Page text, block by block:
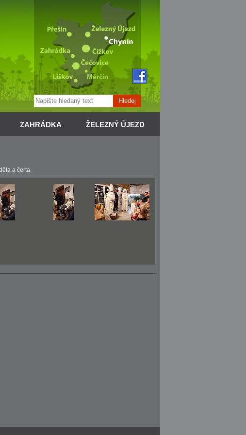
Hledej
ZAHRÁDKA ŽELEZNÝ ÚJEZD
a čerta.